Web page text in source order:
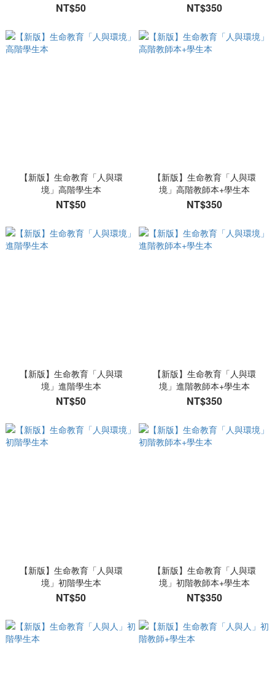
NT$50 NT$350
【新版】生命教育「人與環
境」高階學生本
NT$50
【新版】生命教育「人與環
境」高階教師本+學生本
NT$350
【新版】生命教育「人與環
境」進階學生本
NT$50
【新版】生命教育「人與環
境」進階教師本+學生本
NT$350
【新版】生命教育「人與環
境」初階學生本
NT$50
【新版】生命教育「人與環
境」初階教師本+學生本
NT$350